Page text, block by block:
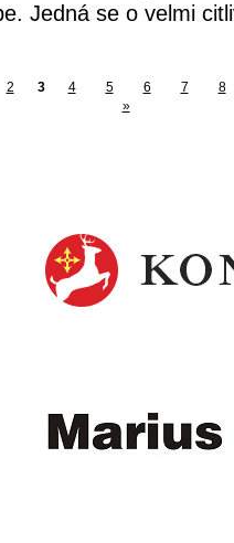
Jedná se o velmi
2 3 4 5 6 7
8
»